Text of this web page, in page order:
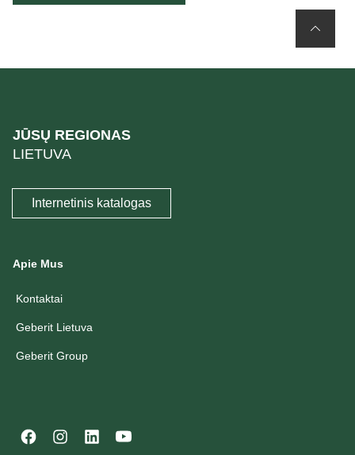
JŪSŲ REGIONAS
LIETUVA
Internetinis katalogas
Apie Mus
Kontaktai
Geberit Lietuva
Geberit Group